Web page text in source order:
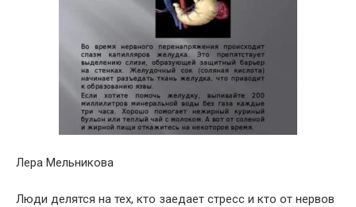
Лера Мельникова
Люди делятся на тех, кто заедает стресс и кто от нервов